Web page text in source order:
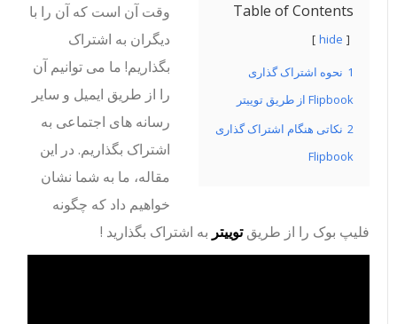
Table of Contents
hide
نحوه اشتراک گذاری
Flipbook از طریق توییتر
نکاتی هنگام اشتراک گذاری
Flipbook
وقت آن است که آن را با
دیگران به اشتراک
بگذاریم! ما می توانیم آن
را از طریق ایمیل و سایر
رسانه های اجتماعی به
اشتراک بگذاریم. در این
مقاله، ما به شما نشان
خواهیم داد که چگونه
فلیپ بوک را از طریقتوییتربه اشتراک بگذارید !